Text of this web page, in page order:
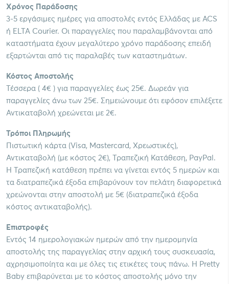
Χρόνος Παράδοσης
3-5 εργάσιμες ημέρες για αποστολές εντός Ελλάδας με ACS
ή ELTA Courier. Οι παραγγελίες που παραλαμβάνονται από
καταστήματα έχουν μεγαλύτερο χρόνο παράδοσης επειδή
εξαρτώνται από τις παραλαβές των καταστημάτων.
Κόστος Αποστολής
Τέσσερα ( 4€ ) για παραγγελίες έως 25€. Δωρεάν για
παραγγελίες άνω των 25€. Σημειώνουμε ότι εφόσον επιλέξετε
Αντικαταβολή χρεώνεται με 2€.
Τρόποι Πληρωμής
Πιστωτική κάρτα (Visa, Mastercard, Χρεωστικές),
Αντικαταβολή (με κόστος 2€), Τραπεζική Κατάθεση, PayPal.
Η Τραπεζική κατάθεση πρέπει να γίνεται εντός 5 ημερών και
τα διατραπεζικά έξοδα επιβαρύνουν τον πελάτη διαφορετικά
χρεώνονται στην αποστολή με 5€ (διατραπεζικά έξοδα
κόστος αντικαταβολής).
Επιστροφές
Εντός 14 ημερολογιακών ημερών από την ημερομηνία
αποστολής της παραγγελίας στην αρχική τους συσκευασία,
αχρησιμοποίητα και με όλες τις ετικέτες τους πάνω. Η Pretty
Baby επιβαρύνεται με το κόστος αποστολής μόνο την